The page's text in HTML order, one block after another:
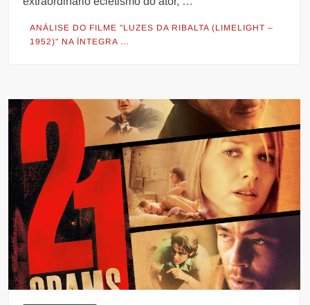
ANÁLISE DO FILME "LUZES DA RIBALTA (LIMELIGHT –
1952)" NA ÍNTEGRA …